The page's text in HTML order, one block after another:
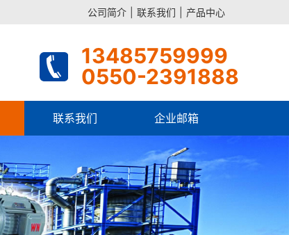
公司简介 联系我们 产品中心
13485759999
0550-2391888
联系我们 企业邮箱